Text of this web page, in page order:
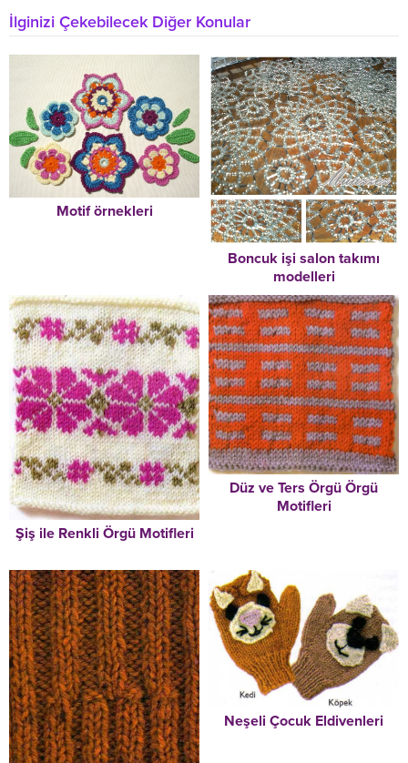
İlginizi Çekebilecek Diğer Konular
Motif örnekleri
Boncuk işi salon takımı
modelleri
Şiş ile Renkli Örgü Motifleri
Düz ve Ters Örgü Örgü
Motifleri
Neşeli Çocuk Eldivenleri